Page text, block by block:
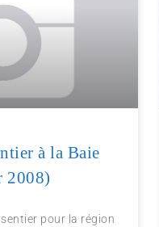
à la Baie
2008)
pour la région